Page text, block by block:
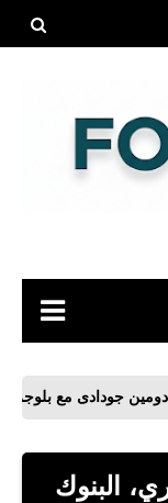
مع بلوجر وذلك
البنوك